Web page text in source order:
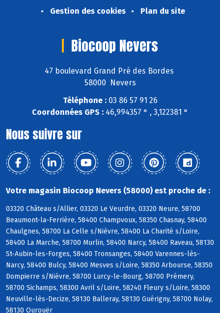
Gestion des cookies
Plan du site
Biocoop Nevers
47 boulevard Grand Pré des Bordes
58000 Nevers
Téléphone :03 86 57 91 26
Coordonnées GPS : 46,994357 ° , 3,122381 °
Nous suivre sur
Votre magasin Biocoop Nevers (58000) est proche de :
03320 Château s/Allier, 03320 Le Veurdre, 03320 Neure, 58700
Beaumont-la-Ferrière, 58400 Champvoux, 58350 Chasnay, 58400
Chaulgnes, 58700 La Celle s/Nièvre, 58400 La Charité s/Loire,
58400 La Marche, 58700 Murlin, 58400 Narcy, 58400 Raveau, 58130
St-Aubin-les-Forges, 58400 Tronsanges, 58400 Varennes-lès-
Narcy, 58400 Bulcy, 58400 Mesves s/Loire, 58350 Arbourse, 58350
Dompierre s/Nièvre, 58700 Lurcy-le-Bourg, 58700 Prémery,
58700 Sichamps, 58300 Avril s/Loire, 58240 Fleury s/Loire, 58300
Neuville-lès-Decize, 58130 Balleray, 58130 Guérigny, 58700 Nolay,
58130 Ourouër